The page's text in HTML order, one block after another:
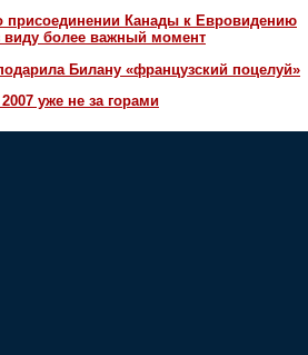
присоединении Канады к Евровидению
виду более важный момент
Билану «французский поцелуй»
уже не за горами